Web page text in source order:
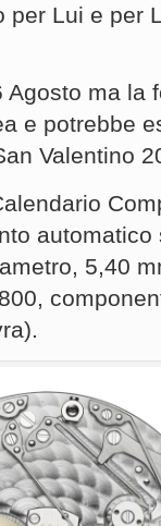
Lui e per
Agosto ma la
e potrebbe
Valentino
5,40